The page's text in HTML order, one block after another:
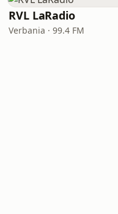
RVL LaRadio
Verbania · 99.4 FM